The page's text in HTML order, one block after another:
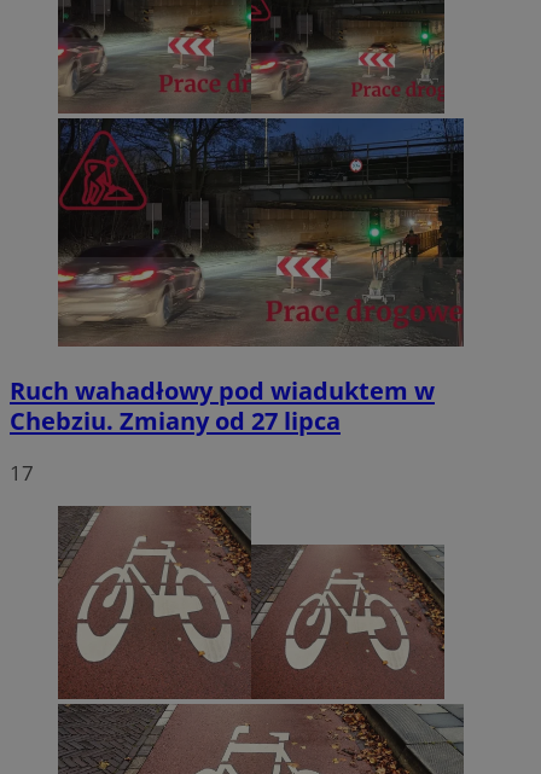
Ruch wahadłowy pod wiaduktem w
Chebziu. Zmiany od 27 lipca
17